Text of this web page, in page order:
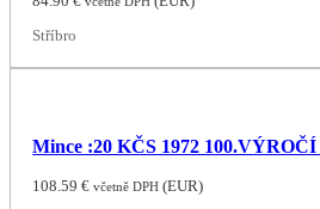
Stříbro
Mince :20 KČS 1972
108.59€ včetně DPH (EUR)